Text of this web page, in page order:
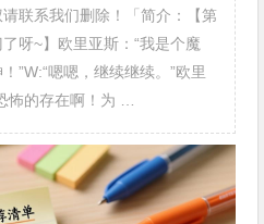
联系我们删除！「简介：【第
呀~】欧里亚斯：“我是个魔
”W:“嗯嗯，继续继续。”欧里
的存在啊！为 …